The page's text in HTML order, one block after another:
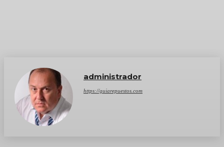
administrador
https://guiarepuestos.com